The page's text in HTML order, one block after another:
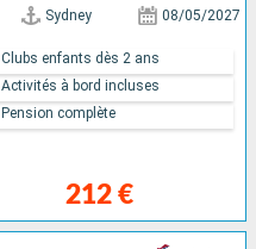
Sydney 08/05/2027
212 €
Clubs enfants dès 2 ans
Activités à bord incluses
Pension complète